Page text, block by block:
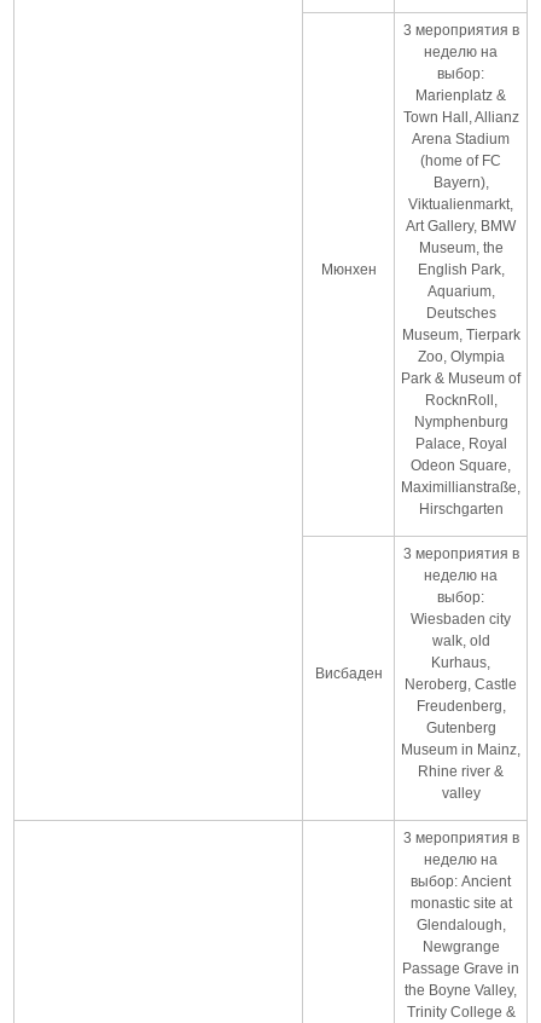
Мюнхен
3 мероприятия в
неделю на
выбор:
Marienplatz &
Town Hall, Allianz
Arena Stadium
(home of FC
Bayern),
Viktualienmarkt,
Art Gallery, BMW
Museum, the
English Park,
Aquarium,
Deutsches
Museum, Tierpark
Zoo, Olympia
Park & Museum of
RocknRoll,
Nymphenburg
Palace, Royal
Odeon Square,
Maximillianstraße,
Hirschgarten
Висбаден
3 мероприятия в
неделю на
выбор:
Wiesbaden city
walk, old
Kurhaus,
Neroberg, Castle
Freudenberg,
Gutenberg
Museum in Mainz,
Rhine river &
valley
3 мероприятия в
неделю на
выбор: Ancient
monastic site at
Glendalough,
Newgrange
Passage Grave in
the Boyne Valley,
Trinity College &